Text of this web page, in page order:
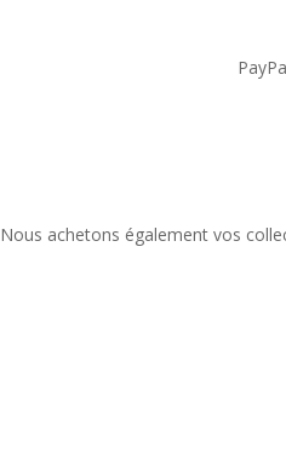
Nous achetons également vos